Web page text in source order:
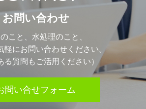
お問い合わせ
こと、水処理のこと、
軽にお問い合わせください。
る質問もご活用ください）
問い合せフォーム